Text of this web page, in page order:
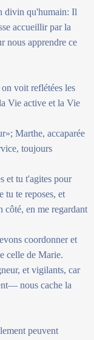
divin qu'humain: Il
accueillir par la
nous apprendre ce
voit reflétées les
Vie active et la Vie
Marthe, accaparée
toujours
et tu t'agites pour
tu te reposes, et
côté, en me regardant
coordonner et
celle de Marie.
et vigilants, car
nous cache la
peuvent